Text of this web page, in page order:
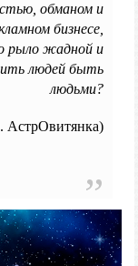
обманом и
бизнесе,
рыло жадной и
людей быть
людьми?
АстрОвитянка)